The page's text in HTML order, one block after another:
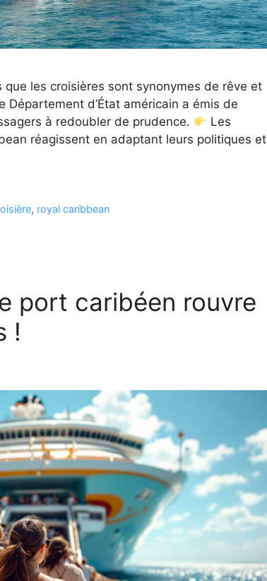
les croisières sont synonymes de rêve et
Département d’État américain a émis de
à redoubler de prudence.
Les
réagissent en adaptant leurs politiques et
, royal caribbean
port caribéen rouvre
!